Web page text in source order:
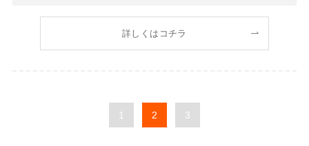
フォー写真をご覧ください！ 築25年で今回が初めての塗装
詳しくはコチラ
1 2 3